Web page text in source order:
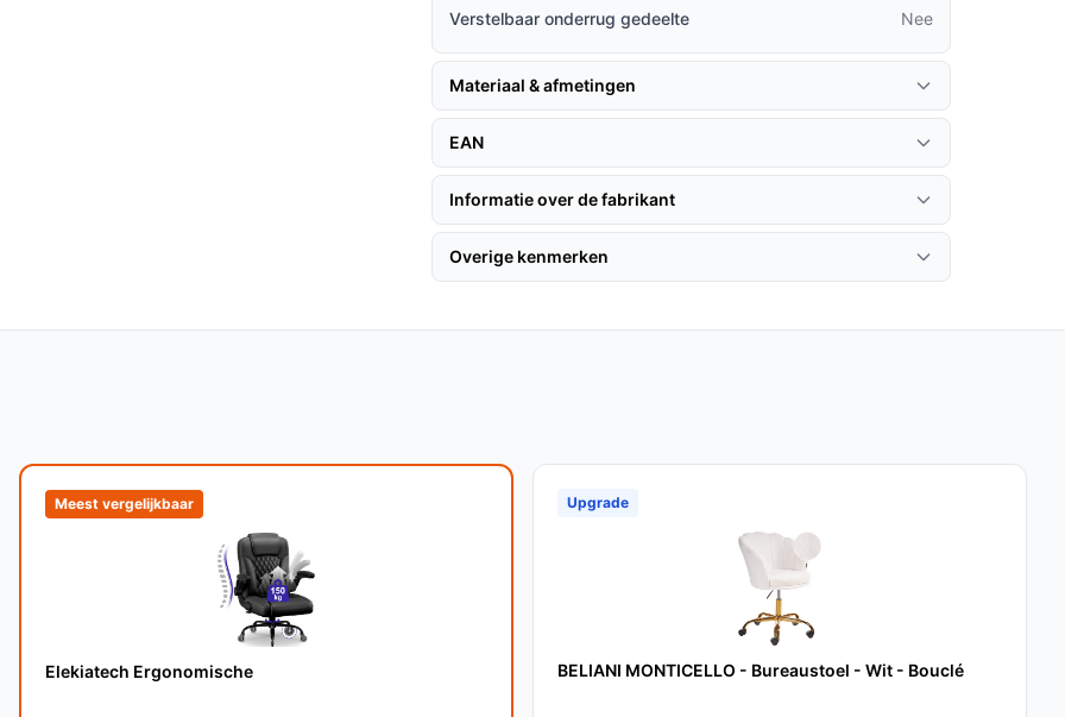
stabiel staat voordat je gaat zitten.
en duurzame constructie.
is de levensduur van de Leitz Ergo
gebruik.
Verstelbaar onderrug gedeelte
Nee
Materiaal & afmetingen
EAN
Informatie over de fabrikant
Overige kenmerken
Meest vergelijkbaar
Elekiatech Ergonomische
Upgrade
BELIANI MONTICELLO - Bureaustoel - Wit - Bouclé